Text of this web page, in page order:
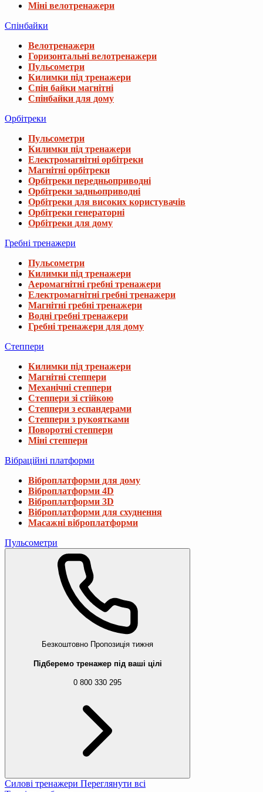
Міні велотренажери
Спінбайки
Велотренажери
Горизонтальні велотренажери
Пульсометри
Килимки під тренажери
Спін байки магнітні
Спінбайки для дому
Орбітреки
Пульсометри
Килимки під тренажери
Електромагнітні орбітреки
Магнітні орбітреки
Орбітреки передньоприводні
Орбітреки задньоприводні
Орбітреки для високих користувачів
Орбітреки генераторні
Орбітреки для дому
Гребні тренажери
Пульсометри
Килимки під тренажери
Аеромагнітні гребні тренажери
Електромагнітні гребні тренажери
Магнітні гребні тренажери
Водні гребні тренажери
Гребні тренажери для дому
Степпери
Килимки під тренажери
Магнітні степпери
Механічні степпери
Степпери зі стійкою
Степпери з еспандерами
Степпери з рукоятками
Поворотні степпери
Міні степпери
Вібраційні платформи
Віброплатформи для дому
Віброплатформи 4D
Віброплатформи 3D
Віброплатформи для схуднення
Масажні віброплатформи
Пульсометри
Безкоштовно Пропозиція тижня
Підберемо тренажер під ваші цілі
0 800 330 295
Силові тренажери Переглянути всі